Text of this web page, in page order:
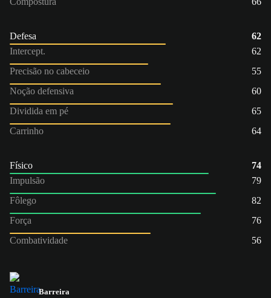
Defesa
62
Intercept.
62
Precisão no cabeceio
55
Noção defensiva
60
Dividida em pé
65
Carrinho
64
Físico
74
Impulsão
79
Fôlego
82
Força
76
Combatividade
56
Barreira